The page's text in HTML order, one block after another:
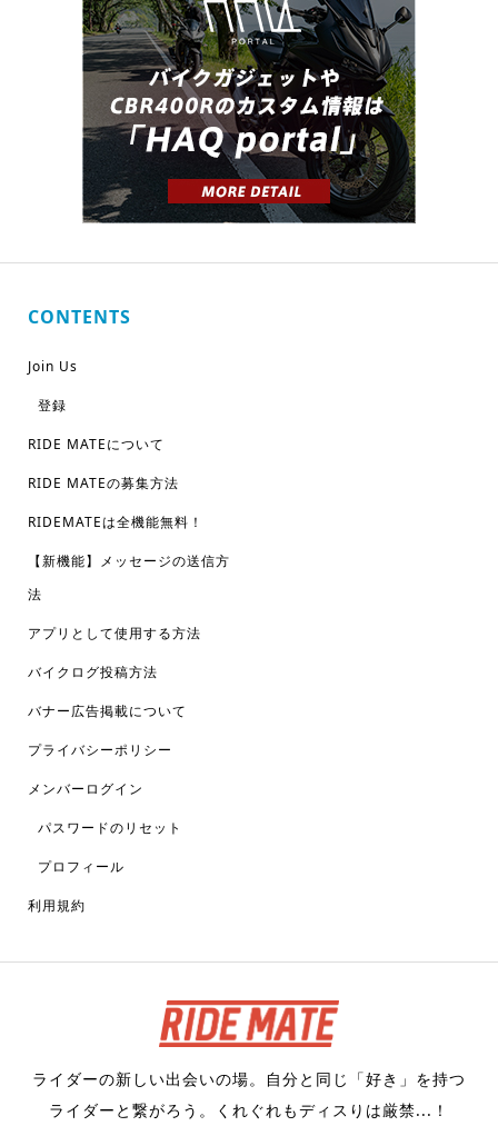
CONTENTS
Join Us
登録
RIDE MATEについて
RIDE MATEの募集方法
RIDEMATEは全機能無料！
【新機能】メッセージの送信方
法
アプリとして使用する方法
バイクログ投稿方法
バナー広告掲載について
プライバシーポリシー
メンバーログイン
パスワードのリセット
プロフィール
利用規約
ライダーの新しい出会いの場。自分と同じ「好き」を持つ
ライダーと繋がろう。くれぐれもディスりは厳禁...！